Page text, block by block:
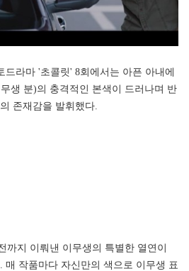
드라마 '초콜릿' 8회에서는 아픈 아내에
생 분)의 충격적인 본색이 드러나며 반
존재감을 발휘했다.
까지 이뤄낸 이무생의 특별한 열연이
매 작품마다 자신만의 색으로 이무생 표